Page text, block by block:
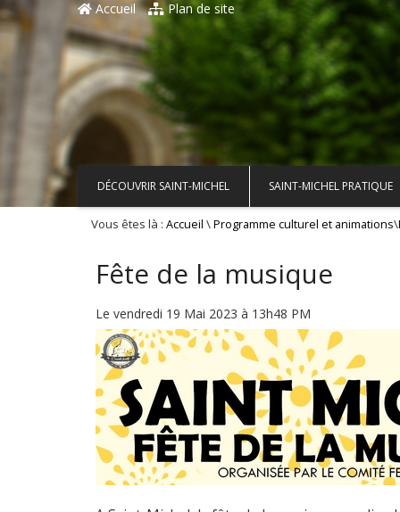
Accueil Plan de site
DÉCOUVRIR SAINT-MICHEL SAINT-MICHEL PRATIQUE
Vous êtes là : Accueil \Programme culturel et animations\
Fête de la musique
Le vendredi 19 Mai 2023 à 13h48 PM